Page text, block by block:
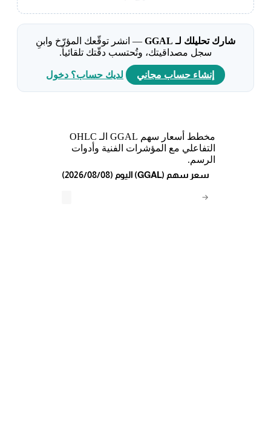
شارك تحليلك لـ GGAL
— انشر توقّعك المؤرّخ وابنِ
سجل مصداقيتك، وتُحتسب دقّتك تلقائياً.
إنشاء حساب مجاني لديك حساب؟ دخول
مخطط أسعار سهم GGAL الـ OHLC
التفاعلي مع المؤشرات الفنية وأدوات
الرسم.
→
(2026/08/08) اليوم (GGAL) سعر سهم